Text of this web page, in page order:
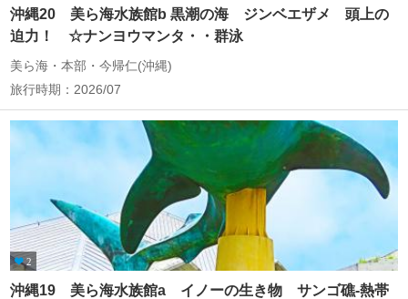
沖縄20 美ら海水族館b 黒潮の海 ジンベエザメ 頭上の
迫力！ ☆ナンヨウマンタ・・群泳
美ら海・本部・今帰仁(沖縄)
旅行時期：2026/07
2
沖縄19 美ら海水族館a イノーの生き物 サンゴ礁‐熱帯